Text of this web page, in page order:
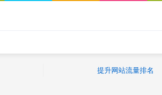
提升网站流量排名